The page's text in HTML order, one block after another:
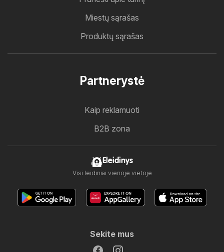
Miestų sąrašas
Produktų sąrašas
Partnerystė
Kaip reklamuoti
B2B zona
Eleidinys
Visi leidiniai vienoje vietoje
Sekite mus